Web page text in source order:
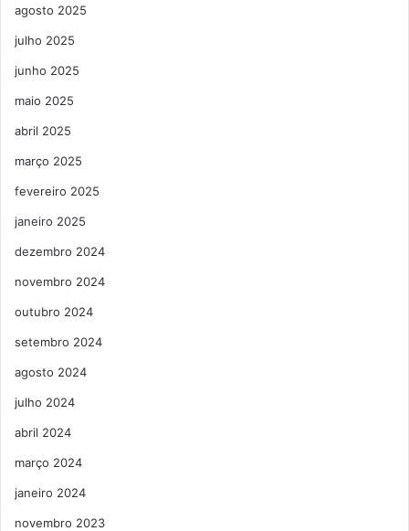
agosto 2025
julho 2025
junho 2025
maio 2025
abril 2025
março 2025
fevereiro 2025
janeiro 2025
dezembro 2024
novembro 2024
outubro 2024
setembro 2024
agosto 2024
julho 2024
abril 2024
março 2024
janeiro 2024
novembro 2023